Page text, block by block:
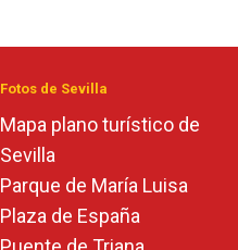
Fotos de Sevilla
Mapa plano turístico de
Sevilla
Parque de María Luisa
Plaza de España